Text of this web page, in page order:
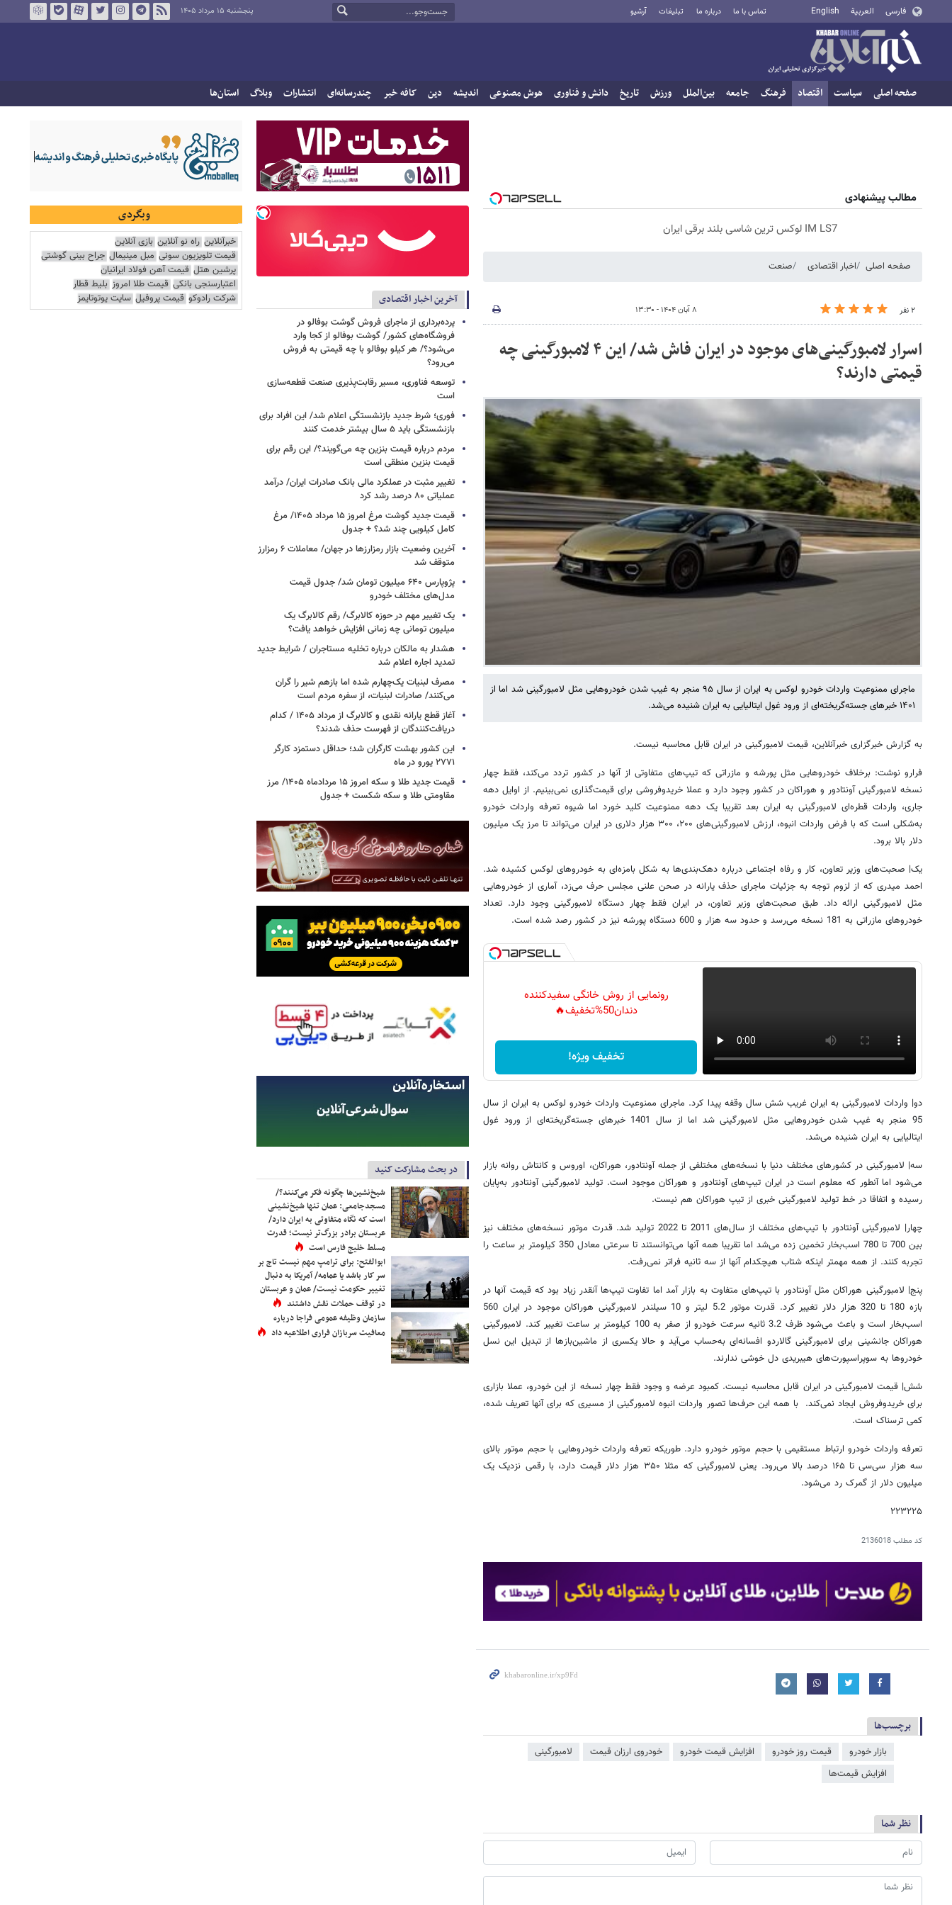
فارسی العربية English تماس با ما درباره ما تبلیغات آرشیو پنجشنبه ۱۵ مرداد ۱۴۰۵
صفحه اصلی سیاست اقتصاد فرهنگ جامعه بین‌الملل ورزش تاریخ دانش و فناوری هوش مصنوعی اندیشه دین کافه خبر چندرسانه‌ای انتشارات وبلاگ استان‌ها
مطالب پیشنهادی
IM LS7 لوکس ترین شاسی بلند برقی ایران
صفحه اصلی اخبار اقتصادی صنعت
۲ نفر ۸ آبان ۱۴۰۴ - ۱۳:۳۰
اسرار لامبورگینی‌های موجود در ایران فاش شد/ این ۴ لامبورگینی چه
قیمتی دارند؟
ماجرای ممنوعیت واردات خودرو لوکس به ایران از سال ۹۵ منجر به غیب شدن خودروهایی مثل لامبورگینی شد اما از
۱۴۰۱ خبرهای جسته‌گریخته‌ای از ورود غول ایتالیایی به ایران شنیده می‌شد.
به گزارش خبرگزاری خبرآنلاین، قیمت لامبورگینی در ایران قابل محاسبه نیست.
فرارو نوشت: برخلاف خودروهایی مثل پورشه و مازراتی که تیپ‌های متفاوتی از آنها در کشور تردد می‌کند، فقط چهار
نسخه لامبورگینی آونتادور و هوراکان در کشور وجود دارد و عملا خریدوفروشی برای قیمت‌گذاری نمی‌بینیم. از اوایل دهه
جاری، واردات قطره‌ای لامبورگینی به ایران بعد تقریبا یک دهه ممنوعیت کلید خورد اما شیوه تعرفه واردات خودرو
به‌شکلی است که با فرض واردات انبوه، ارزش لامبورگینی‌های ۲۰۰، ۳۰۰ هزار دلاری در ایران می‌تواند تا مرز یک میلیون
دلار بالا برود.
یک| صحبت‌های وزیر تعاون، کار و رفاه اجتماعی درباره دهک‌بندی‌ها به شکل بامزه‌ای به خودروهای لوکس کشیده شد.
احمد میدری که از لزوم توجه به جزئیات ماجرای حذف یارانه در صحن علنی مجلس حرف می‌زد، آماری از خودروهایی
مثل لامبورگینی ارائه داد. طبق صحبت‌های وزیر تعاون، در ایران فقط چهار دستگاه لامبورگینی وجود دارد. تعداد
خودروهای مازراتی به 181 نسخه می‌رسد و حدود سه هزار و 600 دستگاه پورشه نیز در کشور رصد شده است.
رونمایی از روش خانگی سفیدکننده
دندان50%تخفیف🔥
تخفیف ویژه!
دو| واردات لامبورگینی به ایران غریب شش سال وقفه پیدا کرد. ماجرای ممنوعیت واردات خودرو لوکس به ایران از سال
95 منجر به غیب شدن خودروهایی مثل لامبورگینی شد اما از سال 1401 خبرهای جسته‌گریخته‌ای از ورود غول
ایتالیایی به ایران شنیده می‌شد.
سه| لامبورگینی در کشورهای مختلف دنیا با نسخه‌های مختلفی از جمله آونتادور، هوراکان، اوروس و کانتاش روانه بازار
می‌شود اما آنطور که معلوم است در ایران تیپ‌های آونتادور و هوراکان موجود است. تولید لامبورگینی آونتادور به‌پایان
رسیده و اتفاقا در خط تولید لامبورگینی خبری از تیپ هوراکان هم نیست.
چهار| لامبورگینی آونتادور با تیپ‌های مختلف از سال‌های 2011 تا 2022 تولید شد. قدرت موتور نسخه‌های مختلف نیز
بین 700 تا 780 اسب‌بخار تخمین زده می‌شد اما تقریبا همه آنها می‌توانستند تا سرعتی معادل 350 کیلومتر بر ساعت را
تجربه کنند. از همه مهمتر اینکه شتاب هیچکدام آنها از سه ثانیه فراتر نمی‌رفت.
پنج| لامبورگینی هوراکان مثل آونتادور با تیپ‌های متفاوت به بازار آمد اما تفاوت‌ تیپ‌ها آنقدر زیاد بود که قیمت آنها در
بازه 180 تا 320 هزار دلار تغییر کرد. قدرت موتور 5.2 لیتر و 10 سیلندر لامبورگینی هوراکان موجود در ایران 560
اسب‌بخار است و باعث می‌شود ظرف 3.2 ثانیه سرعت خودرو از صفر به 100 کیلومتر بر ساعت تغییر کند. لامبورگینی
هوراکان جانشینی برای لامبورگینی گالاردو افسانه‌ای به‌حساب می‌آید و حالا یکسری از ماشین‌بازها از تبدیل این نسل
خودروها به سوپراسپورت‌های هیبریدی دل خوشی ندارند.
شش| قیمت لامبورگینی در ایران قابل محاسبه نیست. کمبود عرضه و وجود فقط چهار نسخه از این خودرو، عملا بازاری
برای خریدوفروش ایجاد نمی‌کند. با همه این حرف‌ها تصور واردات انبوه لامبورگینی از مسیری که برای آنها تعریف شده،
کمی ترسناک است.
تعرفه واردات خودرو ارتباط مستقیمی با حجم موتور خودرو دارد. طوریکه تعرفه واردات خودروهایی با حجم موتور بالای
سه هزار سی‌سی تا ۱۶۵ درصد بالا می‌رود. یعنی لامبورگینی که مثلا ۳۵۰ هزار دلار قیمت دارد، با رقمی نزدیک یک
میلیون دلار از گمرک رد می‌شود.
۲۲۳۲۲۵
کد مطلب2136018
برچسب‌ها
بازار خودرو قیمت روز خودرو افزایش قیمت خودرو خودروی ارزان قیمت
لامبورگینی
افزایش قیمت‌ها
نظر شما
آخرین اخبار اقتصادی
پرده‌برداری از ماجرای فروش گوشت بوفالو در
فروشگاه‌های کشور/ گوشت بوفالو از کجا وارد
می‌شود؟/ هر کیلو بوفالو با چه قیمتی به فروش
می‌رود؟
توسعه فناوری، مسیر رقابت‌پذیری صنعت قطعه‌سازی
است
فوری؛ شرط جدید بازنشستگی اعلام شد/ این افراد برای
بازنشستگی باید ۵ سال بیشتر خدمت کنند
مردم درباره قیمت بنزین چه می‌گویند؟/ این رقم برای
قیمت بنزین منطقی است
تغییر مثبت در عملکرد مالی بانک صادرات ایران/ درآمد
عملیاتی ۸۰ درصد رشد کرد
قیمت جدید گوشت مرغ امروز ۱۵ مرداد ۱۴۰۵/ مرغ
کامل کیلویی چند شد؟ + جدول
آخرین وضعیت بازار رمزارزها در جهان/ معاملات ۶ رمزارز
متوقف شد
پژوپارس ۶۴۰ میلیون تومان شد/ جدول قیمت
مدل‌های مختلف خودرو
یک تغییر مهم در حوزه کالابرگ/ رقم کالابرگ یک
میلیون تومانی چه زمانی افزایش خواهد یافت؟
هشدار به مالکان درباره تخلیه مستاجران / شرایط جدید
تمدید اجاره اعلام شد
مصرف لبنیات یک‌چهارم شده اما بازهم شیر را گران
می‌کنند/ صادرات لبنیات، از سفره مردم است
آغاز قطع یارانه نقدی و کالابرگ از مرداد ۱۴۰۵ / کدام
دریافت‌کنندگان از فهرست حذف شدند؟
این کشور بهشت کارگران شد؛ حداقل دستمزد کارگر
۲۷۷۱ یورو در ماه
قیمت جدید طلا و سکه امروز ۱۵ مردادماه ۱۴۰۵/ مرز
مقاومتی طلا و سکه شکست + جدول
در بحث مشارکت کنید
شیخ‌نشین‌ها چگونه فکر می‌کنند؟/
مسجدجامعی: عمان تنها شیخ‌نشینی
است که نگاه متفاوتی به ایران دارد/
عربستان برادر بزرگ‌تر نیست؛ قدرت
مسلط خلیج فارس است
ابوالفتح: برای ترامپ مهم نیست تاج بر
سر کار باشد یا عمامه/ آمریکا به دنبال
تغییر حکومت نیست/ عمان و عربستان
در توقف حملات نقش داشتند
سازمان وظیفه عمومی فراجا درباره
معافیت سربازان فراری اطلاعیه داد
وبگردی
خبرآنلاین راه نو آنلاین بازی آنلاین
قیمت تلویزیون سونی مبل مینیمال جراح بینی گوشتی
پرشین هتل قیمت آهن فولاد ایرانیان
اعتبارسنجی بانکی قیمت طلا امروز بلیط قطار
شرکت رادوکو قیمت پروفیل سایت یوتوتایمز